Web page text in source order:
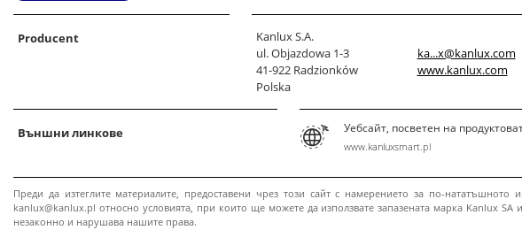
Producent
Kanlux S.A.
ul. Objazdowa 1-3
41-922 Radzionków
Polska
ka...x@kanlux.com
www.kanlux.com
Външни линкове Уебсайт, посветен на
www.kanluxsmart.pl
Преди да изтеглите материалите, предоставени чрез този сайт с намерението за по-
kanlux@kanlux.pl относно условията, при които ще можете да използвате запазената марка Kanlux
незаконно и нарушава нашите права.